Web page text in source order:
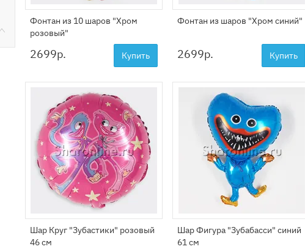
Фонтан из 10 шаров "Хром
розовый"
2699р. Купить
Фонтан из шаров "Хром синий"
2699р. Купить
Шар Круг "Зубастики" розовый
46 см
Шар Фигура "Зубабасси" синий
61 см